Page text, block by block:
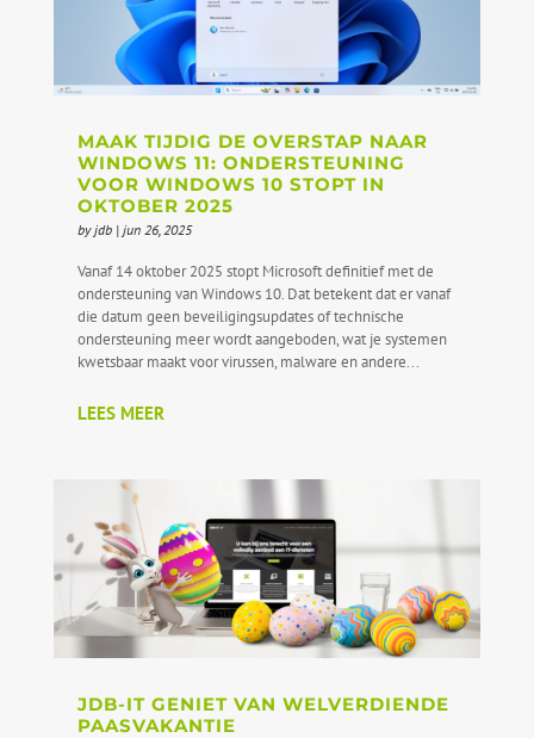
MAAK TIJDIG DE OVERSTAP NAAR
WINDOWS 11: ONDERSTEUNING
VOOR WINDOWS 10 STOPT IN
OKTOBER 2025
byjdb| jun 26, 2025
Vanaf 14 oktober 2025 stopt Microsoft definitief met de
ondersteuning van Windows 10. Dat betekent dat er vanaf
die datum geen beveiligingsupdates of technische
ondersteuning meer wordt aangeboden, wat je systemen
kwetsbaar maakt voor virussen, malware en andere...
LEES MEER
JDB-IT GENIET VAN WELVERDIENDE
PAASVAKANTIE